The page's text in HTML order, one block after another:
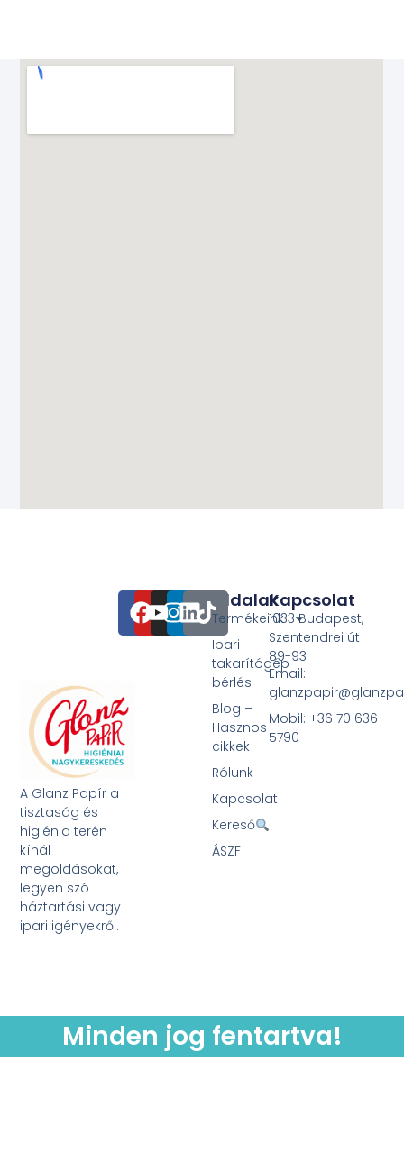
A Glanz Papír a
tisztaság és
higiénia terén
kínál
megoldásokat,
legyen szó
háztartási vagy
ipari igényekről.
Oldalak
Termékeink
Ipari
takarítógép
bérlés
Blog –
Hasznos
cikkek
Rólunk
Kapcsolat
Kereső
ÁSZF
Kapcsolat
1033 Budapest,
Szentendrei út
89-93
Email:
Mobil: +36 70 636
5790
Minden jog fentartva!